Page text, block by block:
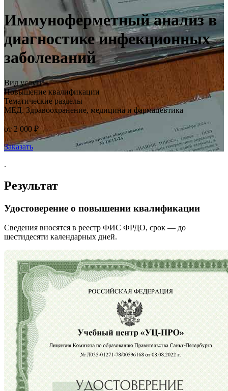
Иммуноферметный анализ в
диагностике инфекционных
заболеваний
Вид услуги
Повышение квалификации
Тематические разделы
МЕД. Здравоохранение, медицина и фармацевтика
от 2 000 ₽
Заказать
.
Результат
Удостоверение о повышении квалификации
Сведения вносятся в реестр ФИС ФРДО, срок — до
шестидесяти календарных дней.